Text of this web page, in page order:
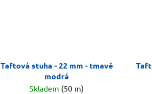
Taftová stuha - 22 mm - tmavě
modrá
Skladem (50 m)